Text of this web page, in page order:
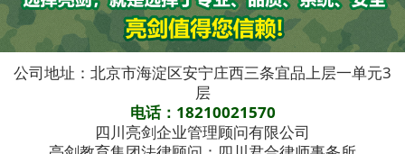
公司地址：北京市海淀区安宁庄西三条宜品上层一单元3
层
电话：18210021570
四川亮剑企业管理顾问有限公司